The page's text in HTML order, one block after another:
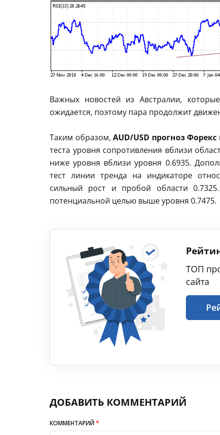
Важных новостей из Австралии,
ожидается, поэтому пара продолжит
Таким образом,AUD/USD прогноз
теста уровня сопротивления вблизи
ниже уровня вблизи уровня 0.6935.
тест линии тренда на индикаторе
сильный рост и пробой области
потенциальной целью выше уровня 0.7475.
ТОП
сайта
ДОБАВИТЬ КОММЕНТАРИЙ
КОММЕНТАРИЙ*